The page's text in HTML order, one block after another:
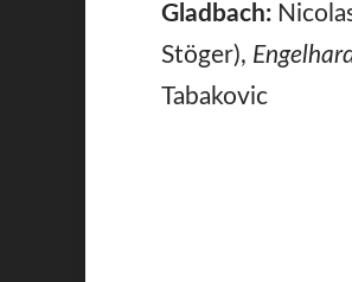
Gladbach:
Stöger),
Tabakovic